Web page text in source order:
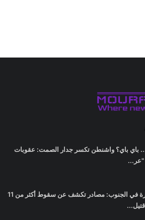
باي باي؟ واشنطن تكسر جدار الصمت: عقوبات
مجزرة في الجنوب: مصادر تكشف عن سقوط أكثر من 11